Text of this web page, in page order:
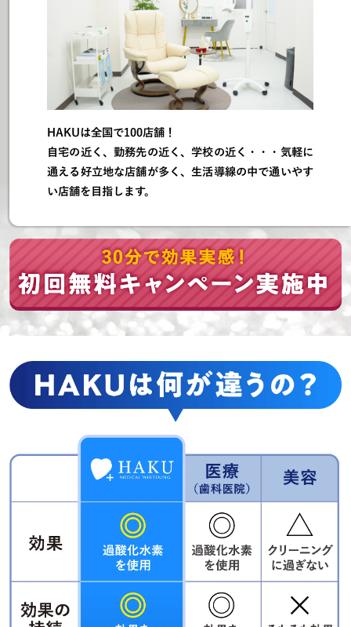
HAKUは全国で100店舗！
自宅の近く、勤務先の近く、学校の近く・・・気軽に
通える好立地な店舗が多く、生活導線の中で通いやす
い店舗を目指します。